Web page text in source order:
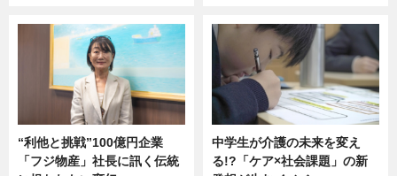
“利他と挑戦”100億円企業
「フジ物産」社長に訊く伝統
中学生が介護の未来を変え
る!?「ケア×社会課題」の新